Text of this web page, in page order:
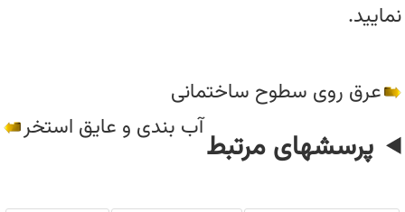
نمایید.
عرق روی سطوح ساختمانی
آب بندی و عایق استخرپرسشهای مرتبط